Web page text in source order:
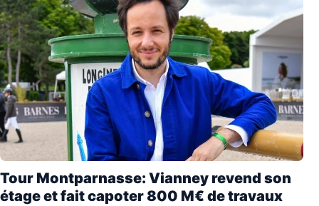
Tour Montparnasse: Vianney revend son
étage et fait capoter 800 M€ de travaux